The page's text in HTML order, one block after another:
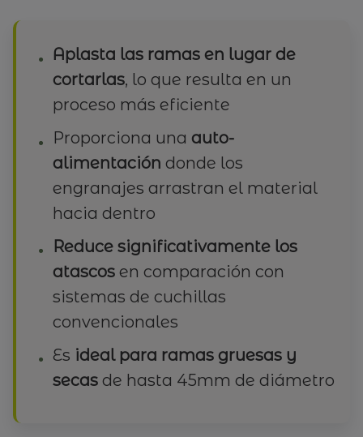
Aplasta las ramas en lugar de
cortarlas, lo que resulta en un
proceso más eficiente
Proporciona una auto-
alimentación donde los
engranajes arrastran el material
hacia dentro
Reduce significativamente los
atascos en comparación con
sistemas de cuchillas
convencionales
Es ideal para ramas gruesas y
secas de hasta 45mm de diámetro